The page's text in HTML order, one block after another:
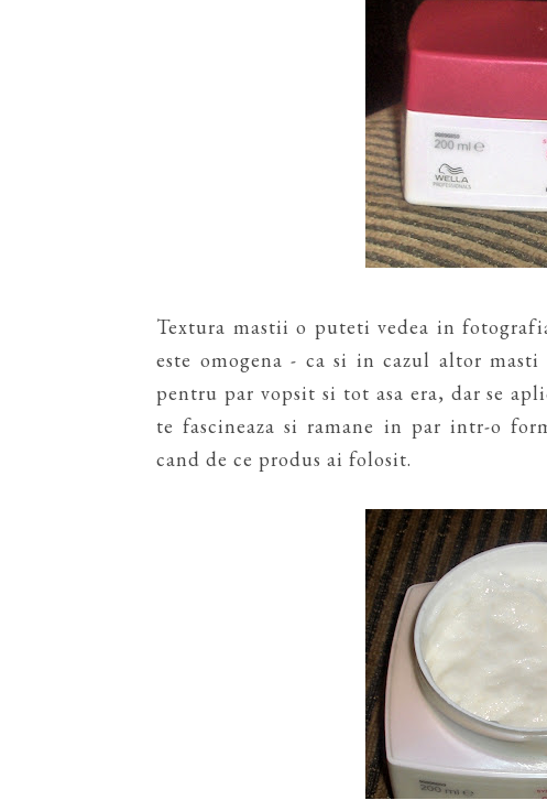
Textura mastii o puteti vedea in
este omogena - ca si in cazul altor
pentru par vopsit si tot asa era, dar se
te fascineaza si ramane in par intr-o
cand de ce produs ai folosit.